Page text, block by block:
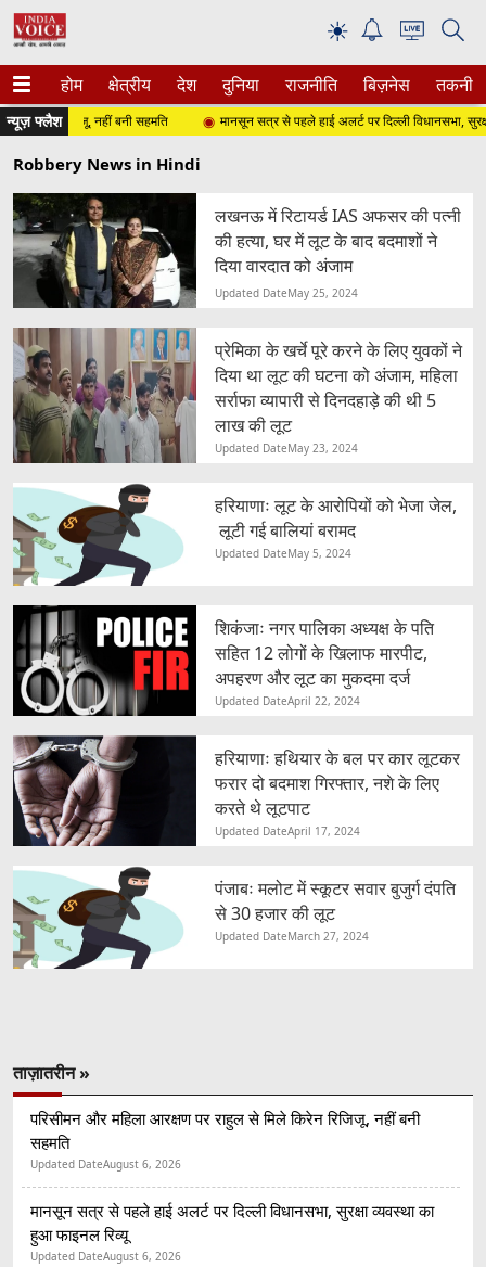
☀
होम क्षेत्रीय देश दुनिया राजनीति बिज़नेस तकनीक
न्यूज़ फ्लैश
रिजिजू, नहीं बनी सहमति मानसून सत्र से पहले हाई अलर्ट पर दिल्ली विधानसभा, सुरक्षा
Robbery News in Hindi
लखनऊ में रिटायर्ड IAS अफसर की पत्नी
की हत्या, घर में लूट के बाद बदमाशों ने
दिया वारदात को अंजाम
Updated DateMay 25, 2024
प्रेमिका के खर्चे पूरे करने के लिए युवकों ने
दिया था लूट की घटना को अंजाम, महिला
सर्राफा व्यापारी से दिनदहाड़े की थी 5
लाख की लूट
Updated DateMay 23, 2024
हरियाणाः लूट के आरोपियों को भेजा जेल,
लूटी गई बालियां बरामद
Updated DateMay 5, 2024
शिकंजाः नगर पालिका अध्यक्ष के पति
सहित 12 लोगों के खिलाफ मारपीट,
अपहरण और लूट का मुकदमा दर्ज
Updated DateApril 22, 2024
हरियाणाः हथियार के बल पर कार लूटकर
फरार दो बदमाश गिरफ्तार, नशे के लिए
करते थे लूटपाट
Updated DateApril 17, 2024
पंजाबः मलोट में स्कूटर सवार बुजुर्ग दंपति
से 30 हजार की लूट
Updated DateMarch 27, 2024
ताज़ातरीन »
परिसीमन और महिला आरक्षण पर राहुल से मिले किरेन रिजिजू, नहीं बनी
सहमति
Updated DateAugust 6, 2026
मानसून सत्र से पहले हाई अलर्ट पर दिल्ली विधानसभा, सुरक्षा व्यवस्था का
हुआ फाइनल रिव्यू
Updated DateAugust 6, 2026